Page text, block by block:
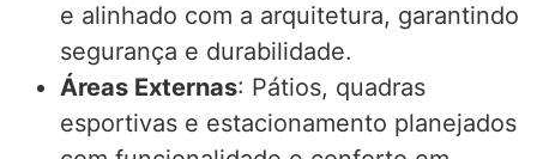
e alinhado com a arquitetura, garantindo
segurança e durabilidade.
Áreas Externas: Pátios, quadras
esportivas e estacionamento planejados